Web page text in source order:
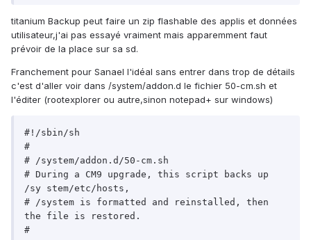
titanium Backup peut faire un zip flashable des applis et données
utilisateur,j'ai pas essayé vraiment mais apparemment faut
prévoir de la place sur sa sd.
Franchement pour Sanael l'idéal sans entrer dans trop de détails
c'est d'aller voir dans /system/addon.d le fichier 50-cm.sh et
l'éditer (rootexplorer ou autre,sinon notepad+ sur windows)
#!/sbin/sh
#
# /system/addon.d/50-cm.sh
# During a CM9 upgrade, this script backs up
/sy stem/etc/hosts,
# /system is formatted and reinstalled, then
the file is restored.
#